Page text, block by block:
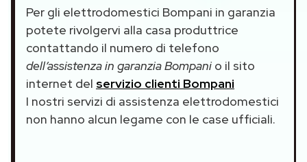
Per gli elettrodomestici Bompani in garanzia
potete rivolgervi alla casa produttrice
contattando il numero di telefono
dell’assistenza in garanzia Bompanio il sito
internet del servizio clienti Bompani
I nostri servizi di assistenza elettrodomestici
non hanno alcun legame con le case ufficiali.